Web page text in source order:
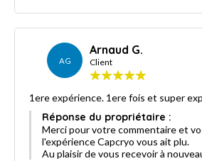
AG
Arnaud G.
Client
1ere expérience. 1ere fois et super
Réponse du propriétaire :
Merci pour votre commentaire et
l'expérience Capcryo vous ait plu.
Au plaisir de vous recevoir à